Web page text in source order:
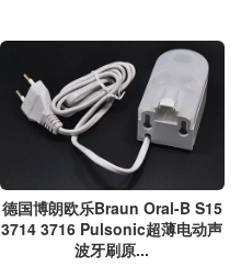
德国博朗欧乐Braun Oral-B S15
3714 3716 Pulsonic超薄电动声
波牙刷原...